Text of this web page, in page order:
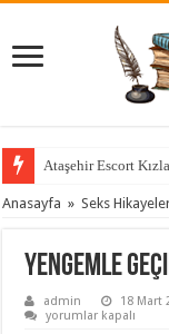
Ataşehir Escort
Anasayfa » Seks
Yengemle
admin 18 Mart
Yengemle
yorumlar kapalı